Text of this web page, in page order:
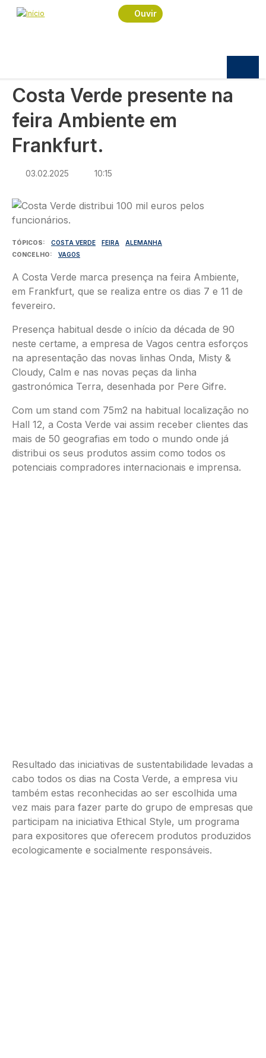
Passar para o conteúdo principal
Ouvir
Navegação estrutural
Início
Praça
Costa Verde presente na feira Ambiente em
Costa Verde presente na
feira Ambiente em
Frankfurt.
03.02.2025 10:15
Imagem
TÓPICOS COSTA VERDE FEIRA
ALEMANHA
CONCELHO
VAGOS
A Costa Verde marca presença na feira Ambiente,
em Frankfurt, que se realiza entre os dias 7 e 11 de
fevereiro.
Presença habitual desde o início da década de 90
neste certame, a empresa de Vagos centra esforços
na apresentação das novas linhas Onda, Misty &
Cloudy, Calm e nas novas peças da linha
gastronómica Terra, desenhada por Pere Gifre.
Com um stand com 75m2 na habitual localização no
Hall 12, a Costa Verde vai assim receber clientes das
mais de 50 geografias em todo o mundo onde já
distribui os seus produtos assim como todos os
potenciais compradores internacionais e imprensa.
Resultado das iniciativas de sustentabilidade levadas a
cabo todos os dias na Costa Verde, a empresa viu
também estas reconhecidas ao ser escolhida uma
vez mais para fazer parte do grupo de empresas que
participam na iniciativa Ethical Style, um programa
para expositores que oferecem produtos produzidos
ecologicamente e socialmente responsáveis.